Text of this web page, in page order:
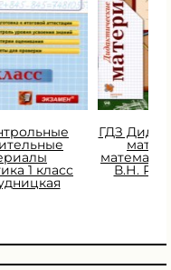
1 класс
ГДЗ
В.Н.